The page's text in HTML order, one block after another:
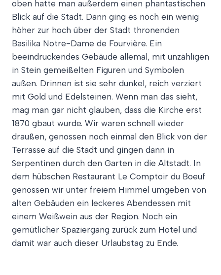
oben hatte man außerdem einen phantastischen
Blick auf die Stadt. Dann ging es noch ein wenig
höher zur hoch über der Stadt thronenden
Basilika Notre-Dame de Fourvière. Ein
beeindruckendes Gebäude allemal, mit unzähligen
in Stein gemeißelten Figuren und Symbolen
außen. Drinnen ist sie sehr dunkel, reich verziert
mit Gold und Edelsteinen. Wenn man das sieht,
mag man gar nicht glauben, dass die Kirche erst
1870 gbaut wurde. Wir waren schnell wieder
draußen, genossen noch einmal den Blick von der
Terrasse auf die Stadt und gingen dann in
Serpentinen durch den Garten in die Altstadt. In
dem hübschen Restaurant Le Comptoir du Boeuf
genossen wir unter freiem Himmel umgeben von
alten Gebäuden ein leckeres Abendessen mit
einem Weißwein aus der Region. Noch ein
gemütlicher Spaziergang zurück zum Hotel und
damit war auch dieser Urlaubstag zu Ende.